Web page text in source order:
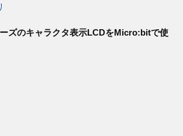
ズのキャラクタ表示LCDをMicro:bitで使